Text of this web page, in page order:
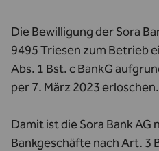
Die Bewilligung der Sora
9495 Triesen zum Betrieb
Abs. 1 Bst. c BankG
per 7. März 2023 erloschen.
Damit ist die Sora Bank
Bankgeschäfte nach Art. 3